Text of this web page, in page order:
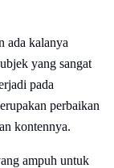
ada kalanya
yang sangat
pada
perbaikan
kontennya.
ampuh untuk